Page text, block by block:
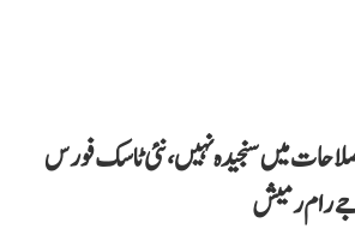
میں سنجیدہ نہیں، نئی ٹاسک فورس
رام رمیش